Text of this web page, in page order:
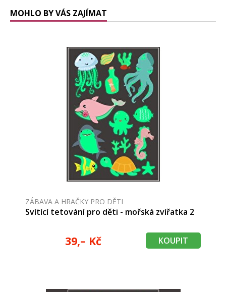
MOHLO BY VÁS ZAJÍMAT
ZÁBAVA A HRAČKY PRO DĚTI
Svítící tetování pro děti - mořská zvířatka 2
39,– Kč KOUPIT